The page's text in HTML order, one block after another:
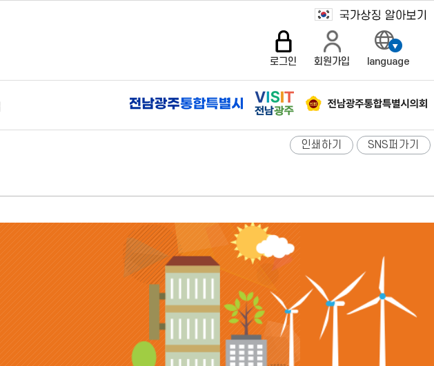
로그인 회원가입 language
인쇄하기 SNS퍼가기